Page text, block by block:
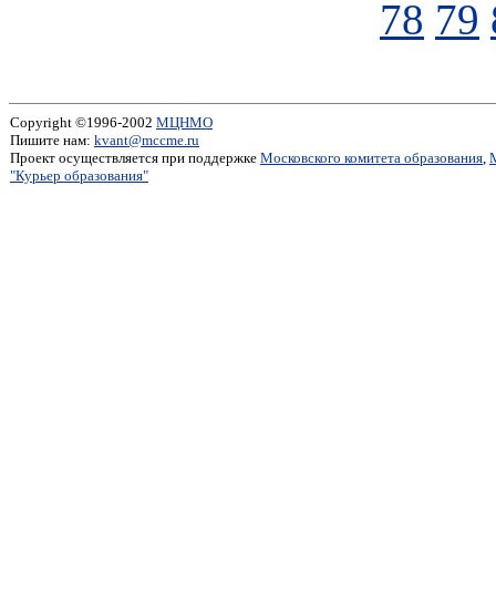
78 79
Copyright ©1996-2002 МЦНМО
Пишите нам: kvant@mccme.ru
Проект осуществляется при поддержке Московского комитета образования,
"Курьер образования"